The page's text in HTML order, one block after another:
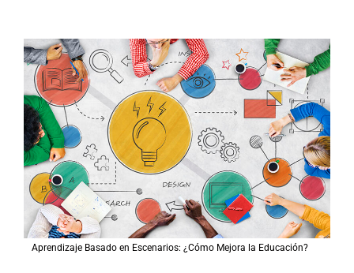
Aprendizaje Basado en Escenarios: ¿Cómo Mejora la Educación?